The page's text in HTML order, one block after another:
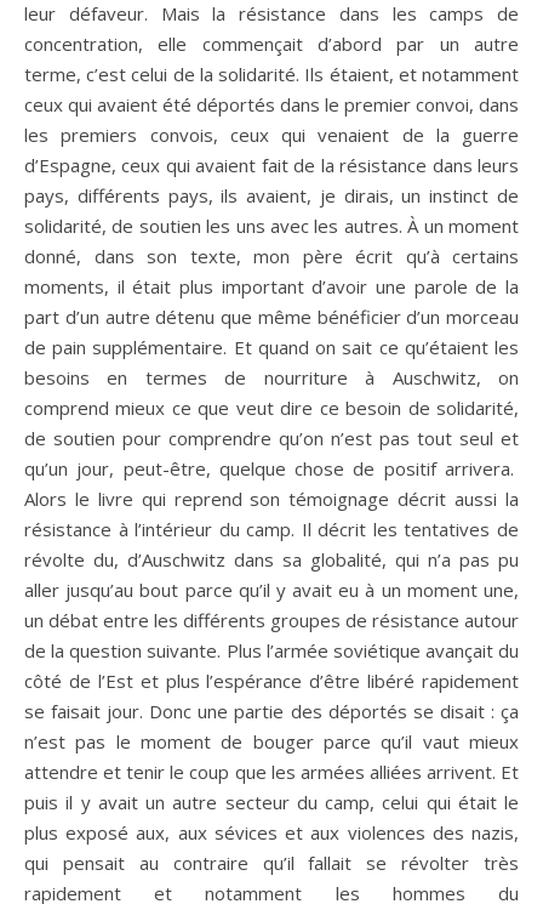
leur défaveur. Mais la résistance dans les camps de
concentration, elle commençait d’abord par un autre
terme, c’est celui de la solidarité. Ils étaient, et notamment
ceux qui avaient été déportés dans le premier convoi, dans
les premiers convois, ceux qui venaient de la guerre
d’Espagne, ceux qui avaient fait de la résistance dans leurs
pays, différents pays, ils avaient, je dirais, un instinct de
solidarité, de soutien les uns avec les autres. À un moment
donné, dans son texte, mon père écrit qu’à certains
moments, il était plus important d’avoir une parole de la
part d’un autre détenu que même bénéficier d’un morceau
de pain supplémentaire. Et quand on sait ce qu’étaient les
besoins en termes de nourriture à Auschwitz, on
comprend mieux ce que veut dire ce besoin de solidarité,
de soutien pour comprendre qu’on n’est pas tout seul et
qu’un jour, peut-être, quelque chose de positif arrivera.
Alors le livre qui reprend son témoignage décrit aussi la
résistance à l’intérieur du camp. Il décrit les tentatives de
révolte du, d’Auschwitz dans sa globalité, qui n’a pas pu
aller jusqu’au bout parce qu’il y avait eu à un moment une,
un débat entre les différents groupes de résistance autour
de la question suivante. Plus l’armée soviétique avançait du
côté de l’Est et plus l’espérance d’être libéré rapidement
se faisait jour. Donc une partie des déportés se disait : ça
n’est pas le moment de bouger parce qu’il vaut mieux
attendre et tenir le coup que les armées alliées arrivent. Et
puis il y avait un autre secteur du camp, celui qui était le
plus exposé aux, aux sévices et aux violences des nazis,
qui pensait au contraire qu’il fallait se révolter très
rapidement et notamment les hommes du